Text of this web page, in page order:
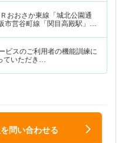
Ｒおおさか東線「城北公園通
営谷町線「関目高殿駅」
ビスのご利用者の機能訓練に
ていただき…
問い合わせる